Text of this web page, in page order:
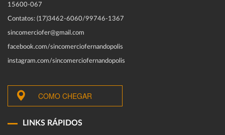
15600-067
Contatos: (17)3462-6060/99746-1367
sincomerciofer@gmail.com
facebook.com/sincomerciofernandopolis
instagram.com/sincomerciofernandopolis
COMO CHEGAR
LINKS RÁPIDOS